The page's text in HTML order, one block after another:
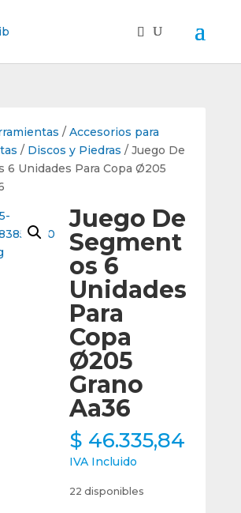
/ Accesorios para
/ Discos y Piedras / Juego De
6 Unidades Para Copa Ø205
Juego De
Segment
os 6
Unidades
Para
Copa
Ø205
Grano
Aa36
$ 46.335,84
IVA Incluido
22 disponibles